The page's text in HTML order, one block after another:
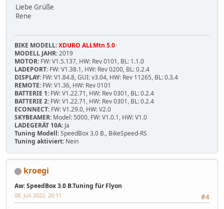
Liebe Grüße
Rene
BIKE MODELL:XDURO ALLMtn 5.0
MODELL JAHR:2019
MOTOR: FW: V1.5.137, HW: Rev 0101, BL: 1.1.0
LADEPORT: FW: V1.38.1, HW: Rev 0200, BL: 0.2.4
DISPLAY: FW: V1.84.8, GUI: v3.04, HW: Rev 11265, BL: 0.3.4
REMOTE: FW: V1.36, HW: Rev 0101
BATTERIE 1: FW: V1.22.71, HW: Rev 0301, BL: 0.2.4
BATTERIE 2: FW: V1.22.71, HW: Rev 0301, BL: 0.2.4
ECONNECT: FW: V1.29.0, HW: V2.0
SKYBEAMER: Model: 5000, FW: V1.0.1, HW: V1.0
LADEGERÄT 10A: Ja
Tuning Modell:SpeedBox 3.0 B., BikeSpeed-RS
Tuning aktiviert: Nein
kroegi
Aw: SpeedBox 3.0 B.Tuning für Flyon
#4
08. Juli 2022, 20:11